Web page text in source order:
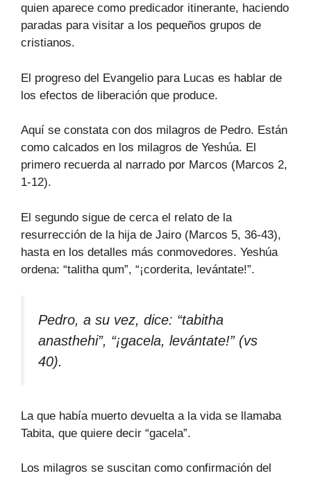
quien aparece como predicador itinerante, haciendo
paradas para visitar a los pequeños grupos de
cristianos.
El progreso del Evangelio para Lucas es hablar de
los efectos de liberación que produce.
Aquí se constata con dos milagros de Pedro. Están
como calcados en los milagros de Yeshúa. El
primero recuerda al narrado por Marcos (Marcos 2,
1-12).
El segundo sigue de cerca el relato de la
resurrección de la hija de Jairo (Marcos 5, 36-43),
hasta en los detalles más conmovedores. Yeshúa
ordena: “talitha qum”, “¡corderita, levántate!”.
Pedro, a su vez, dice: “tabitha
anasthehi”, “¡gacela, levántate!” (vs
40).
La que había muerto devuelta a la vida se llamaba
Tabita, que quiere decir “gacela”.
Los milagros se suscitan como confirmación del